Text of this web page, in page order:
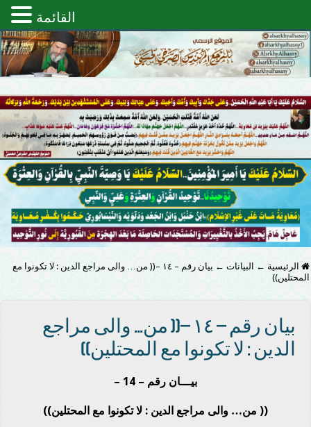
الرئيسية ← البيانات ←
بيان رقم – ١٤ –(( من… والى مراجع الدين : لا تكونوا مع
المحتلين))
بيان رقم – ١٤ –(( من… والى مراجع
الدين : لا تكونوا مع المحتلين))
بيـــان رقم – 14 –
(( من… والى مراجع الدين : لا تكونوا مع المحتلين))
القائمة